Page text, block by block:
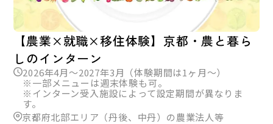
【農業×就職×移住体験】京都・農と暮ら
しのインターン
2026年4月～2027年3月（体験期間は1ヶ月～）
※一部メニューは週末体験も可。
※インターン受入施設によって設定期間が異なりま
す。
京都府北部エリア（丹後、中丹）の農業法人等